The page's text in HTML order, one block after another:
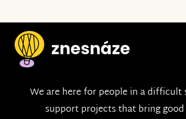
We are here for people in a difficult
support projects that bring